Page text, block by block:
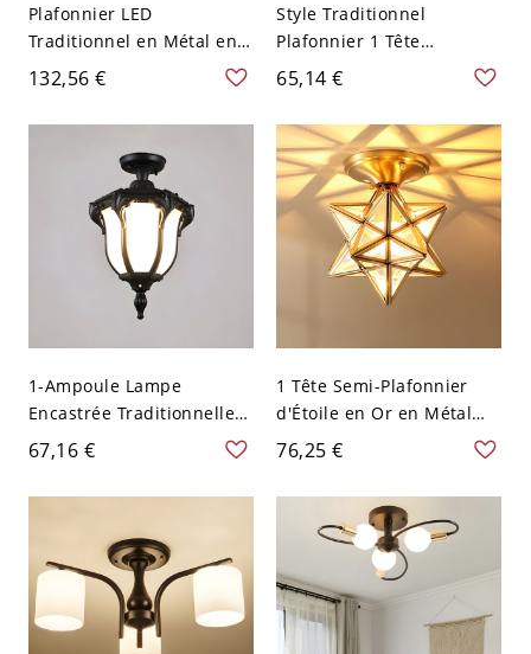
Plafonnier LED
Traditionnel en Métal en
Laiton Luminaire Encastré
pour Chambre - 110 V-120
V Dia 50,8 cm Côtelé
132,56 €
Style Traditionnel
Plafonnier 1 Tête
Luminaire Encastré Abat-
Jour en Tissu Noir - 110 V-
120 V Fleur de Prunier
Carré
65,14 €
1-Ampoule Lampe
Encastrée Traditionnelle
Semi-Plafonnier Urne en
Verre Blanc - 110 V-120 V
Noir 19,05 cm
67,16 €
1 Tête Semi-Plafonnier
d'Étoile en Or en Métal
Style Colonial avec Abat-
Jour en Verre - Or 110 V-
120 V Verre Transparent
20,32 cm
76,25 €